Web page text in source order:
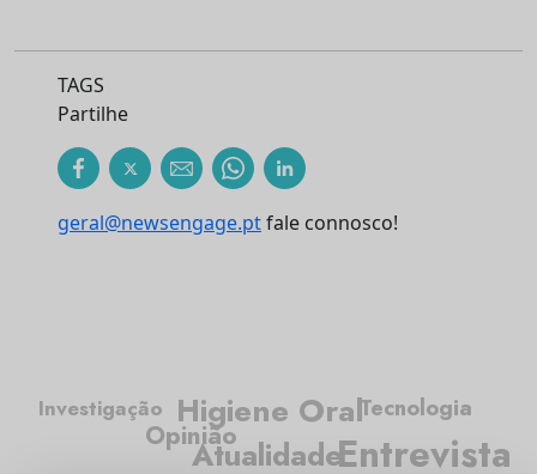
TAGS
Partilhe
geral@newsengage.ptfale connosco!
Atualidade
Higiene Oral
Entrevista
Opinião
Tecnologia
Investigação